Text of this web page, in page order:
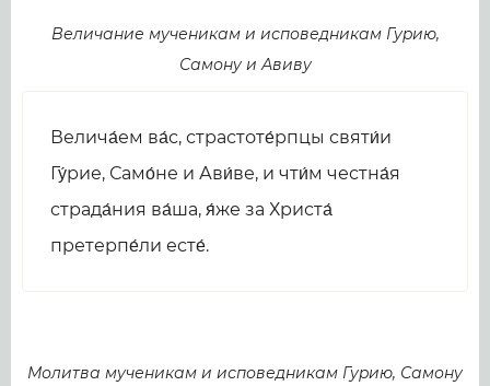
Величание мученикам и исповедникам Гуpию,
Самону и Авиву
Велича́ем ва́с, страстоте́рпцы святи́и
Гу́рие, Само́не и Ави́ве, и чти́м честна́я
страда́ния ва́ша, я́же за Христа́
претерпе́ли есте́.
Молитва мученикам и исповедникам Гуpию, Самону